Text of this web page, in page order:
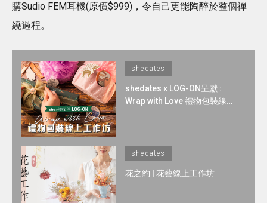
購Sudio FEM耳機(原價$999)，令自己更能陶醉於整個禪
繞過程。
shedates
shedates x LOG-ON呈獻 :
Wrap with Love 禮物包裝線上
shedates
花之約 | 花藝線上工作坊